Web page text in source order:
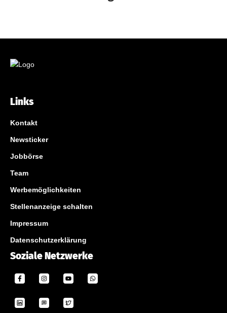
Links
Kontakt
Newsticker
Jobbörse
Team
Werbemöglichkeiten
Stellenanzeige schalten
Impressum
Datenschutzerklärung
Soziale Netzwerke